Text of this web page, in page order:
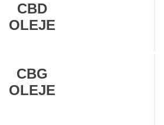
CBD
OLEJE
CBG
OLEJE